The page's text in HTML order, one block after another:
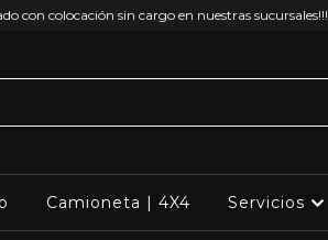
con colocación sin cargo en nuestras sucursales!!!
Camioneta | 4X4 Servicios